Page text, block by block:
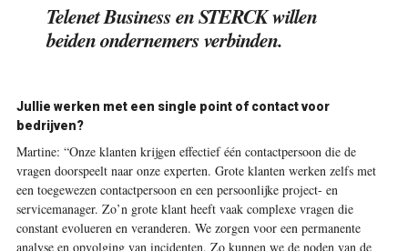
Telenet Business en STERCK willen
beiden ondernemers verbinden.
Jullie werken met een single point of contact voor
bedrijven?
Martine: “Onze klanten krijgen effectief één contactpersoon die de
vragen doorspeelt naar onze experten. Grote klanten werken zelfs met
een toegewezen contactpersoon en een persoonlijke project- en
servicemanager. Zo’n grote klant heeft vaak complexe vragen die
constant evolueren en veranderen. We zorgen voor een permanente
analyse en opvolging van incidenten. Zo kunnen we de noden van de